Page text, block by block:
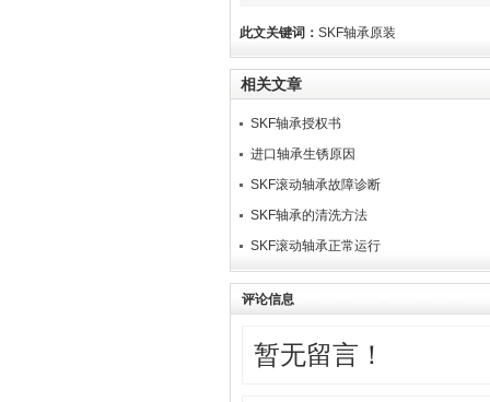
此文关键词： SKF轴承原装
相关文章
SKF轴承授权书
进口轴承生锈原因
SKF滚动轴承故障诊断
SKF轴承的清洗方法
SK​F滚动轴承正常运行
评论信息
暂无留言！